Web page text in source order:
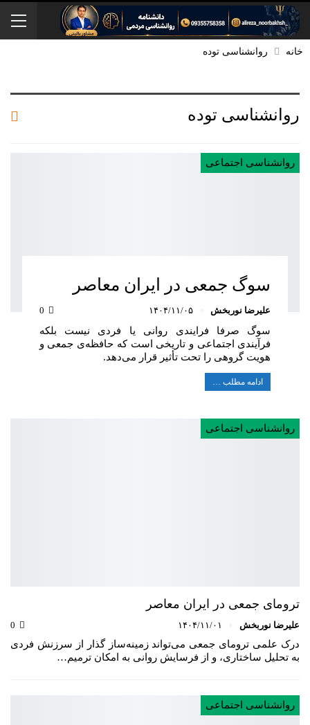
خانه روانشناسی توده‌
روانشناسی توده‌
روانشناسی اجتماعی
سوگ جمعی در ایران معاصر
علیرضا نوربخش ۱۴۰۴/۱۱/۰۵
سوگ صرفا فرایندی روانی یا فردی نیست بلکه
فرآیندی اجتماعی و تاریخی است که حافظه‌ی جمعی و
هویت گروهی را تحت تأثیر قرار می‌دهد.
ادامه مطلب …
روانشناسی اجتماعی
ترومای جمعی در ایران معاصر
علیرضا نوربخش ۱۴۰۴/۱۱/۰۱
درک علمی ترومای جمعی می‌تواند زمینه‌ساز گذار از سرزنش فردی
به تحلیل ساختاری، و از فرسایش روانی به امکان ترمیم…
روانشناسی اجتماعی